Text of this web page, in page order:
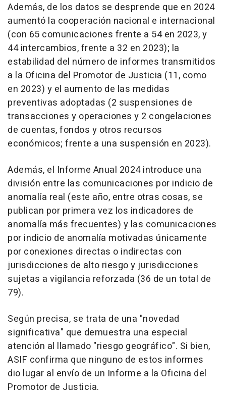
Además, de los datos se desprende que en 2024
aumentó la cooperación nacional e internacional
(con 65 comunicaciones frente a 54 en 2023, y
44 intercambios, frente a 32 en 2023); la
estabilidad del número de informes transmitidos
a la Oficina del Promotor de Justicia (11, como
en 2023) y el aumento de las medidas
preventivas adoptadas (2 suspensiones de
transacciones y operaciones y 2 congelaciones
de cuentas, fondos y otros recursos
económicos; frente a una suspensión en 2023).
Además, el Informe Anual 2024 introduce una
división entre las comunicaciones por indicio de
anomalía real (este año, entre otras cosas, se
publican por primera vez los indicadores de
anomalía más frecuentes) y las comunicaciones
por indicio de anomalía motivadas únicamente
por conexiones directas o indirectas con
jurisdicciones de alto riesgo y jurisdicciones
sujetas a vigilancia reforzada (36 de un total de
79).
Según precisa, se trata de una "novedad
significativa" que demuestra una especial
atención al llamado "riesgo geográfico". Si bien,
ASIF confirma que ninguno de estos informes
dio lugar al envío de un Informe a la Oficina del
Promotor de Justicia.